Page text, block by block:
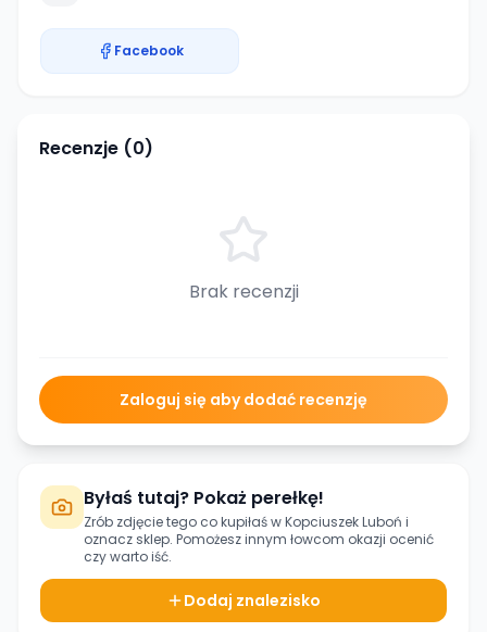
Facebook
Recenzje (0)
Brak recenzji
Zaloguj się aby dodać recenzję
Byłaś tutaj? Pokaż perełkę!
Zrób zdjęcie tego co kupiłaś wKopciuszek Luboń i
oznacz sklep. Pomożesz innym łowcom okazji ocenić
czy warto iść.
Dodaj znalezisko